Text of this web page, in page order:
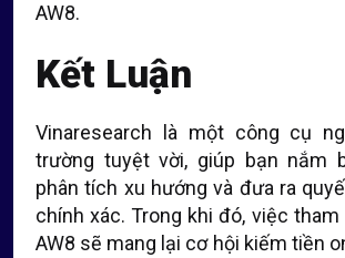
AW8.
Kết Luận
Vinaresearch là một công cụ
trường tuyệt vời, giúp bạn nắm
phân tích xu hướng và đưa ra
chính xác. Trong khi đó, việc
AW8 sẽ mang lại cơ hội kiếm tiền